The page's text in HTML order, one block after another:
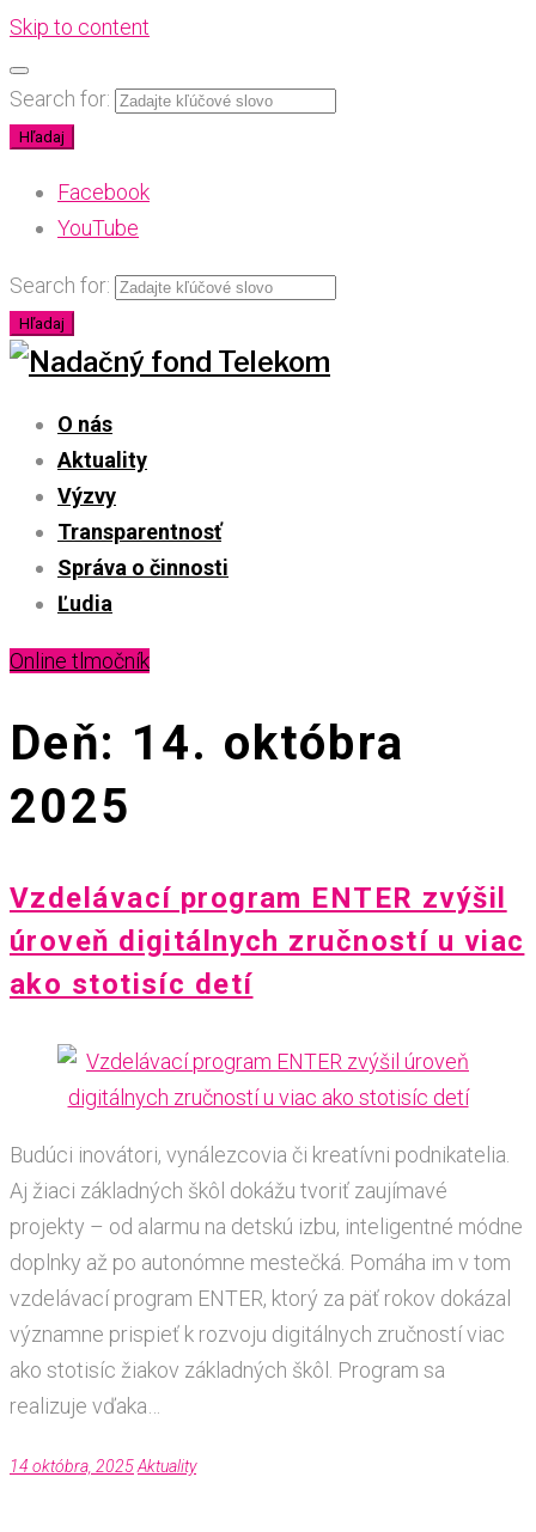
Skip to content
Search for:
Hľadaj
Facebook
YouTube
Search for:
Hľadaj
O nás
Aktuality
Výzvy
Transparentnosť
Správa o činnosti
Ľudia
Online tlmočník
Deň: 14. októbra
2025
Vzdelávací program ENTER zvýšil
úroveň digitálnych zručností u viac
ako stotisíc detí
Budúci inovátori, vynálezcovia či kreatívni podnikatelia.
Aj žiaci základných škôl dokážu tvoriť zaujímavé
projekty – od alarmu na detskú izbu, inteligentné módne
doplnky až po autonómne mestečká. Pomáha im v tom
vzdelávací program ENTER, ktorý za päť rokov dokázal
významne prispieť k rozvoju digitálnych zručností viac
ako stotisíc žiakov základných škôl. Program sa
realizuje vďaka…
14 októbra, 2025Aktuality